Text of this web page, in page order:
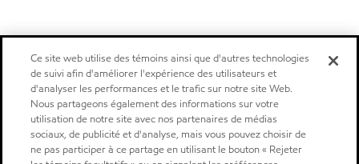
Ce site web utilise des témoins ainsi que d'autres technologies
de suivi afin d'améliorer l'expérience des utilisateurs et
d'analyser les performances et le trafic sur notre site Web.
Nous partageons également des informations sur votre
utilisation de notre site avec nos partenaires de médias
sociaux, de publicité et d'analyse, mais vous pouvez choisir de
ne pas participer à ce partage en utilisant le bouton « Rejeter